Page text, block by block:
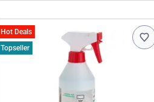
Hot Deals
Topseller